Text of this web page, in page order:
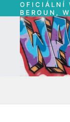
Přeskočit
na
obsah
OFICIÁLNÍ
BEROUN,